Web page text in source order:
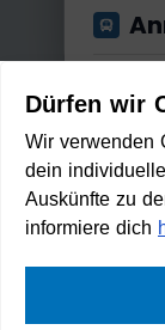
Gut
Dürfen wir
Wir verwenden
dein
Auskünfte zu
informiere dich